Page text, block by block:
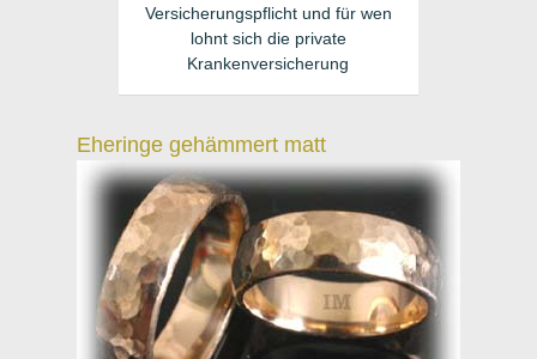
Versicherungspflicht und für wen
lohnt sich die private
Krankenversicherung
Eheringe gehämmert matt